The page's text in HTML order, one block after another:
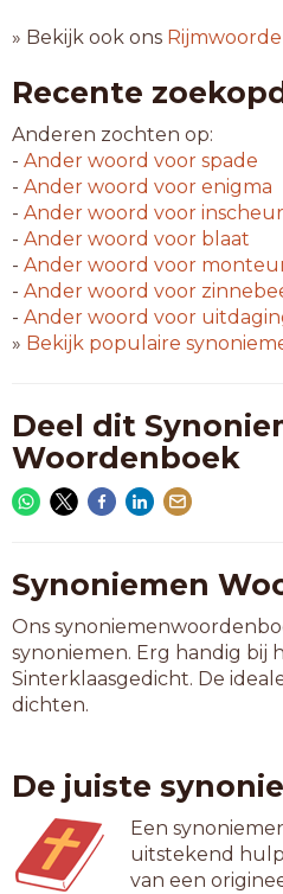
» Bekijk ook ons
Recente
Anderen zochten op:
- Ander woord voor spade
- Ander woord voor enigma
- Ander woord voor
- Ander woord voor blaat
- Ander woord voor
- Ander woord voor
- Ander woord voor
» Bekijk populaire
Deel dit
Woordenboek
Synoniemen
Ons
synoniemen. Erg handig bij
Sinterklaasgedicht. De
dichten.
De juiste
Een
uitstekend
van een